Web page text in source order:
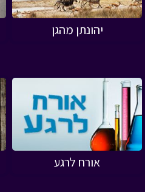
יהונתן מהגן
אורח לרגע